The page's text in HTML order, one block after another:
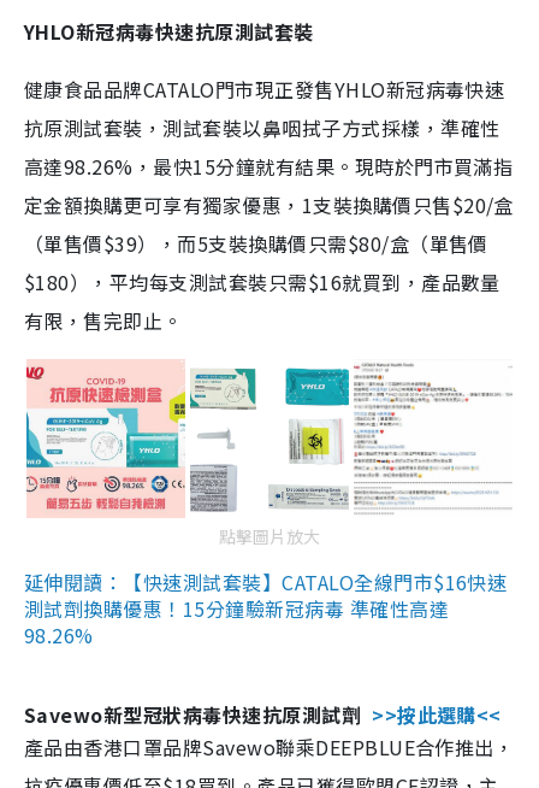
YHLO新冠病毒快速抗原測試套裝
健康食品品牌CATALO門市現正發售YHLO新冠病毒快速
抗原測試套裝，測試套裝以鼻咽拭子方式採樣，準確性
高達98.26%，最快15分鐘就有結果。現時於門市買滿指
定金額換購更可享有獨家優惠，1支裝換購價只售$20/盒
（單售價$39），而5支裝換購價只需$80/盒（單售價
$180），平均每支測試套裝只需$16就買到，產品數量
有限，售完即止。
點擊圖片放大
延伸閱讀：【快速測試套裝】CATALO全線門市$16快速
測試劑換購優惠！15分鐘驗新冠病毒 準確性高達
98.26%
Savewo新型冠狀病毒快速抗原測試劑 >>按此選購<<
產品由香港口罩品牌Savewo聯乘DEEPBLUE合作推出，